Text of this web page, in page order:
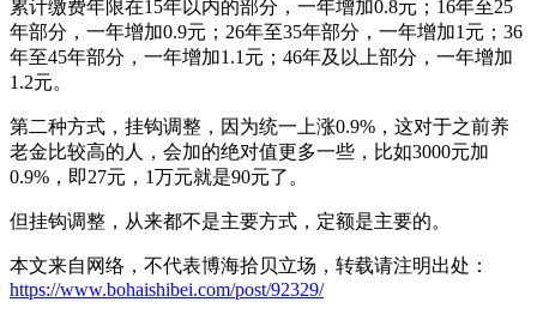
累计缴费年限在15年以内的部分，一年增加0.8元；16年至25
年部分，一年增加0.9元；26年至35年部分，一年增加1元；36
年至45年部分，一年增加1.1元；46年及以上部分，一年增加
1.2元。
第二种方式，挂钩调整，因为统一上涨0.9%，这对于之前养
老金比较高的人，会加的绝对值更多一些，比如3000元加
0.9%，即27元，1万元就是90元了。
但挂钩调整，从来都不是主要方式，定额是主要的。
本文来自网络，不代表博海拾贝立场，转载请注明出处：
https://www.bohaishibei.com/post/92329/